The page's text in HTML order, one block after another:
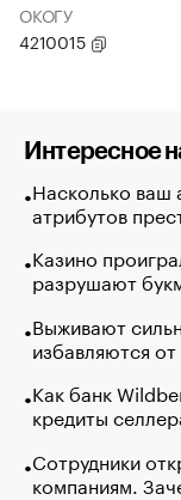
ОКОГУ
4210015
Интересное
Насколько ваш
атрибутов
Казино
разрушают
Выживают
избавляются
Как банк
кредиты
Сотрудники
компаниям.